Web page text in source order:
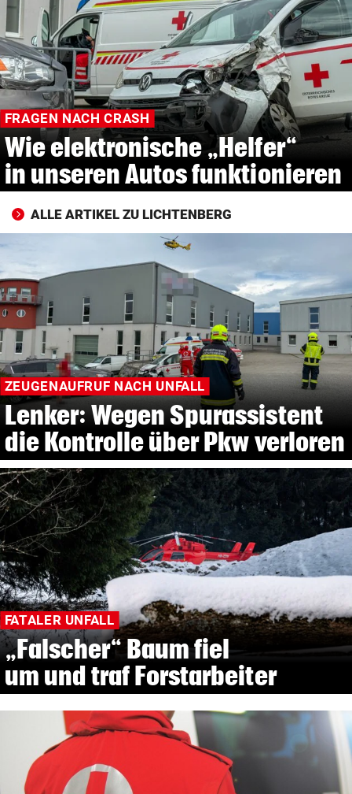
© Krone Multimedia GmbH & Co KG 2026
Muthgasse 2, 1190 Wien
FRAGEN NACH CRASH
Wie elektronische „Helfer“
in unseren Autos funktionieren
ALLE ARTIKEL ZU LICHTENBERG
ZEUGENAUFRUF NACH UNFALL
Lenker: Wegen Spurassistent
die Kontrolle über Pkw verloren
FATALER UNFALL
„Falscher“ Baum fiel
um und traf Forstarbeiter